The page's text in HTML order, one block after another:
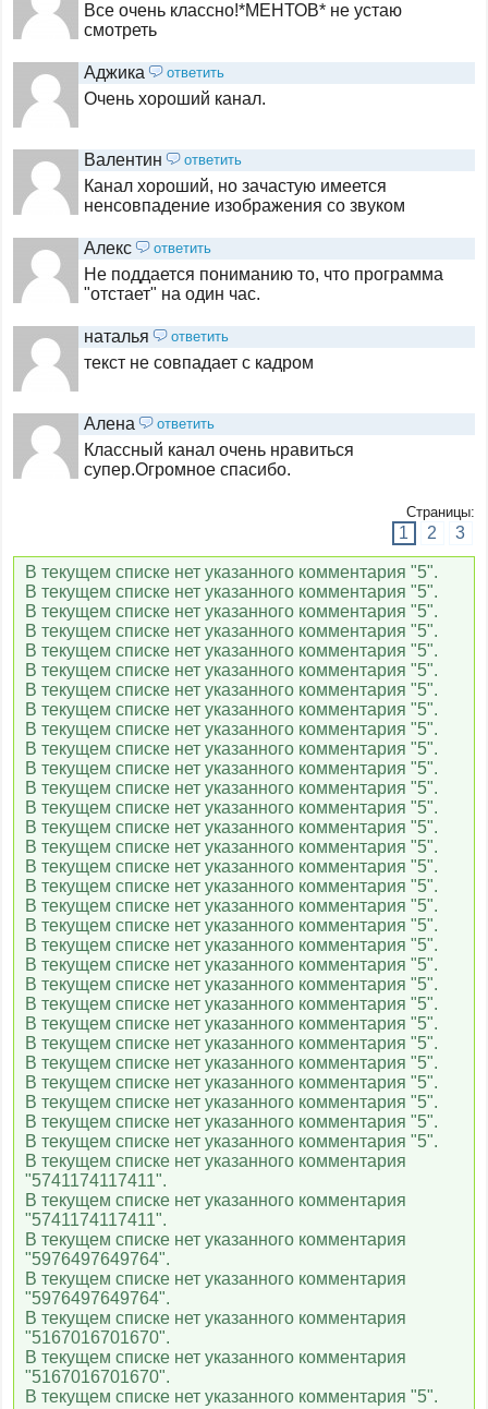
A2
Amedia Premium
Наше новое кино
Кинохит
Боец
КХЛ
Спорт 1
Спорт 2
Viasat Sport
Сетанта Спорт
Сетанта Спорт+
2x2
Солнце
Nickelodeon
Уникум
Все очень классно!*МЕНТОВ* не устаю
смотреть
Аджика ответить
Очень хороший канал.
Валентин ответить
Канал хороший, но зачастую имеется
ненсовпадение изображения со звуком
Алекс ответить
Не поддается пониманию то, что программа
"отстает" на один час.
наталья ответить
текст не совпадает с кадром
Алена ответить
Классный канал очень нравиться
супер.Огромное спасибо.
Страницы:
1 2 3
В текущем списке нет указанного комментария "5".
В текущем списке нет указанного комментария "5".
В текущем списке нет указанного комментария "5".
В текущем списке нет указанного комментария "5".
В текущем списке нет указанного комментария "5".
В текущем списке нет указанного комментария "5".
В текущем списке нет указанного комментария "5".
В текущем списке нет указанного комментария "5".
В текущем списке нет указанного комментария "5".
В текущем списке нет указанного комментария "5".
В текущем списке нет указанного комментария "5".
В текущем списке нет указанного комментария "5".
В текущем списке нет указанного комментария "5".
В текущем списке нет указанного комментария "5".
В текущем списке нет указанного комментария "5".
В текущем списке нет указанного комментария "5".
В текущем списке нет указанного комментария "5".
В текущем списке нет указанного комментария "5".
В текущем списке нет указанного комментария "5".
В текущем списке нет указанного комментария "5".
В текущем списке нет указанного комментария "5".
В текущем списке нет указанного комментария "5".
В текущем списке нет указанного комментария "5".
В текущем списке нет указанного комментария "5".
В текущем списке нет указанного комментария "5".
В текущем списке нет указанного комментария "5".
В текущем списке нет указанного комментария "5".
В текущем списке нет указанного комментария "5".
В текущем списке нет указанного комментария "5".
В текущем списке нет указанного комментария "5".
В текущем списке нет указанного комментария
"5741174117411".
В текущем списке нет указанного комментария
"5741174117411".
В текущем списке нет указанного комментария
"5976497649764".
В текущем списке нет указанного комментария
"5976497649764".
В текущем списке нет указанного комментария
"5167016701670".
В текущем списке нет указанного комментария
"5167016701670".
В текущем списке нет указанного комментария "5".